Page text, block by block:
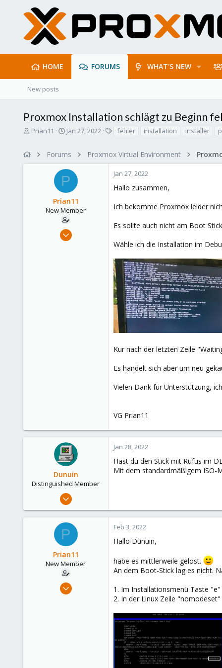
HOME FORUMS WHAT'S NEW
New posts
Proxmox Installation schlägt zu Beginn
T
a
Prian11
S
r
t
d
a
t
e
Jan 27, 2022
s
fehler installation installer
Forums Proxmox Virtual Environment
P
Prian11
New Member
Jan 27, 2022
Jan 27, 2022
Hallo zusammen,
Ich bekomme Proxmox leider
Es sollte auch nicht am Boot
Wähle ich die Installation im
Kur nach der letzten Zeile
Es handelt sich aber um neu
Vielen Dank für Unterstützung,
VG Prian11
Dunuin
Distinguished Member
Jun 30, 2020
4,874
Germany
Jan 28, 2022
Hast du den Stick mit Rufus im
Mit dem standardmäßigem ISO-
P
Prian11
New Member
Jan 27, 2022
Feb 3, 2022
Hallo Dunuin,
habe es mittlerweile gelöst.
An dem Boot-Stick lag es nicht.
1. Im Installationsmenü Taste "e"
2. In der Linux Zeile